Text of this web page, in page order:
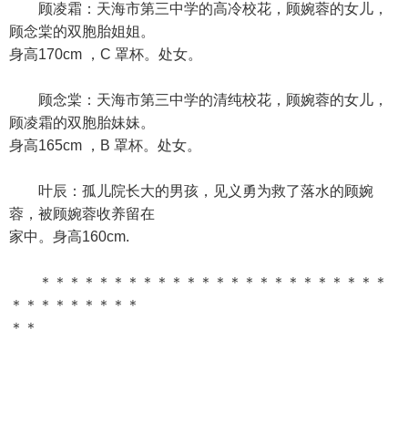
顾凌霜：天海市第三中学的高冷校花，顾婉蓉的女儿，
顾念棠的双胞胎姐姐。
身高170cm ，C 罩杯。处女。
顾念棠：天海市第三中学的清纯校花，顾婉蓉的女儿，
顾凌霜的双胞胎妹妹。
身高165cm ，B 罩杯。处女。
叶辰：孤儿院长大的男孩，见义勇为救了落水的顾婉
蓉，被顾婉蓉收养留在
家中。身高160cm.
＊＊＊＊＊＊＊＊＊＊＊＊＊＊＊＊＊＊＊＊＊＊＊＊
＊＊＊＊＊＊＊＊＊
＊＊